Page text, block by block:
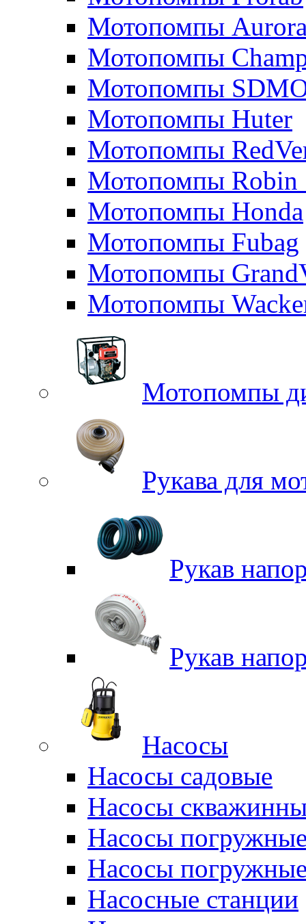
Мотопомпы
Мотопомпы
Мотопомпы
Мотопомпы Huter
Мотопомпы
Мотопомпы Robin
Мотопомпы Honda
Мотопомпы Fubag
Мотопомпы
Мотопомпы
Мотопомпы
Рукава для
Рукав
Рукав
Насосы
Насосы садовые
Насосы
Насосы
Насосы
Насосные станции